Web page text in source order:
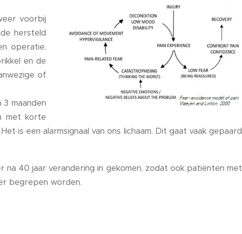
voorbij
hersteld
operatie.
en de
of
3 maanden
met korte
is een alarmsignaal van ons lichaam. Dit gaat vaak gepaard
na 40 jaar verandering in gekomen, zodat ook patiënten met
begrepen worden.